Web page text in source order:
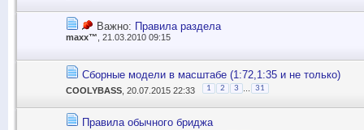
Важно: Правила раздела
maxx™, 21.03.2010 09:15
Сборные модели в масштабе (1:72,1:35 и не только)
COOLYBASS , 20.07.2015 22:33 1 2 3 31
Правила обычного бриджа